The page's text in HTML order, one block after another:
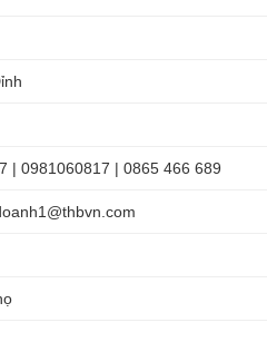
| 0981060817 | 0865 466 689